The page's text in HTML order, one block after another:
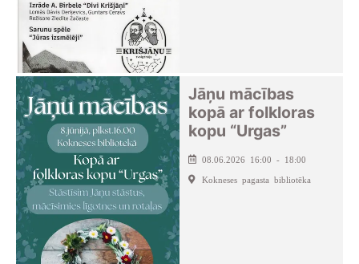
Jāņu mācības
kopā ar folkloras
kopu “Urgas”
08.06.2026 16:00 - 18:00
Kokneses pagasta bibliotēka